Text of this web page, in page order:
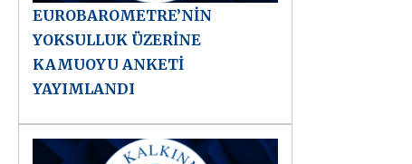
EUROBAROMETRE’NİN
YOKSULLUK ÜZERİNE
KAMUOYU ANKETİ
YAYIMLANDI